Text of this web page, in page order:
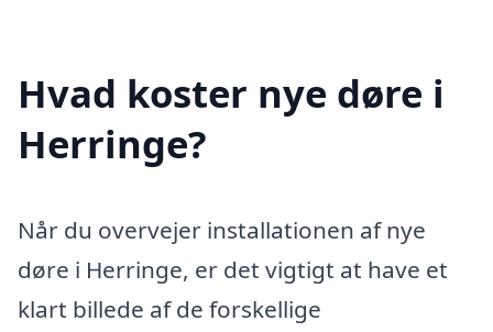
Hvad koster nye døre i
Herringe?
Når du overvejer installationen af nye
døre i Herringe, er det vigtigt at have et
klart billede af de forskellige